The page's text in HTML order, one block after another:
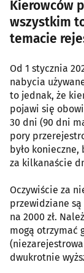
Kierowców
wszystkim
temacie
Od 1 stycznia
nabycia
to jednak, że
pojawi się
30 dni (90 dni
pory
było konieczne,
za kilkanaście
Oczywiście za
przewidziane są
na 2000 zł.
mogą otrzymać
dwukrotnie